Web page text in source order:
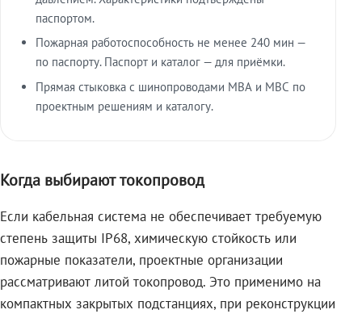
паспортом.
Пожарная работоспособность не менее 240 мин —
по паспорту. Паспорт и каталог — для приёмки.
Прямая стыковка с шинопроводами МВА и МВС по
проектным решениям и каталогу.
Когда выбирают токопровод
Если кабельная система не обеспечивает требуемую
степень защиты IP68, химическую стойкость или
пожарные показатели, проектные организации
рассматривают литой токопровод. Это применимо на
компактных закрытых подстанциях, при реконструкции